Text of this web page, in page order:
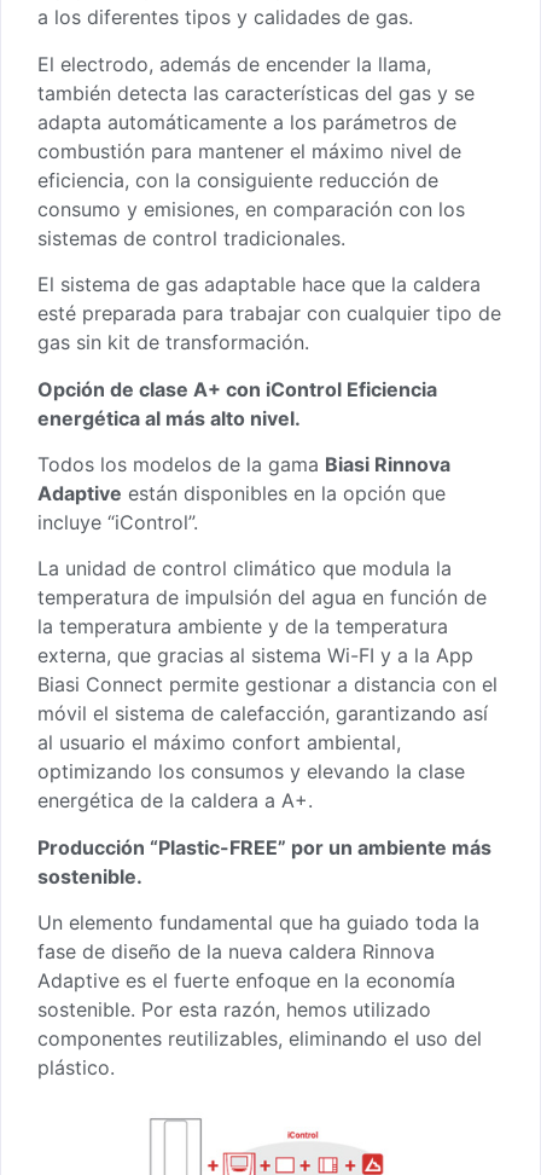
a los diferentes tipos y calidades de gas.
El electrodo, además de encender la llama,
también detecta las características del gas y se
adapta automáticamente a los parámetros de
combustión para mantener el máximo nivel de
eficiencia, con la consiguiente reducción de
consumo y emisiones, en comparación con los
sistemas de control tradicionales.
El sistema de gas adaptable hace que la caldera
esté preparada para trabajar con cualquier tipo de
gas sin kit de transformación.
Opción de clase A+ con iControl Eficiencia
energética al más alto nivel.
Todos los modelos de la gama Biasi Rinnova
Adaptive están disponibles en la opción que
incluye “iControl”.
La unidad de control climático que modula la
temperatura de impulsión del agua en función de
la temperatura ambiente y de la temperatura
externa, que gracias al sistema Wi-FI y a la App
Biasi Connect permite gestionar a distancia con el
móvil el sistema de calefacción, garantizando así
al usuario el máximo confort ambiental,
optimizando los consumos y elevando la clase
energética de la caldera a A+.
Producción “Plastic-FREE” por un ambiente más
sostenible.
Un elemento fundamental que ha guiado toda la
fase de diseño de la nueva caldera Rinnova
Adaptive es el fuerte enfoque en la economía
sostenible. Por esta razón, hemos utilizado
componentes reutilizables, eliminando el uso del
plástico.